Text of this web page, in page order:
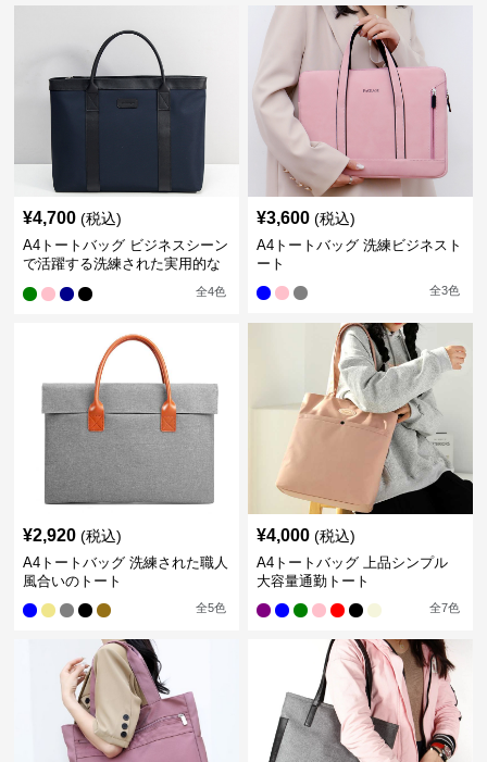
¥4,700 (税込)
A4トートバッグ ビジネスシーン
で活躍する洗練された実用的な
全4色
¥3,600 (税込)
A4トートバッグ 洗練ビジネスト
ート
全3色
¥2,920 (税込)
A4トートバッグ 洗練された職人
風合いのトート
全5色
¥4,000 (税込)
A4トートバッグ 上品シンプル
大容量通勤トート
全7色